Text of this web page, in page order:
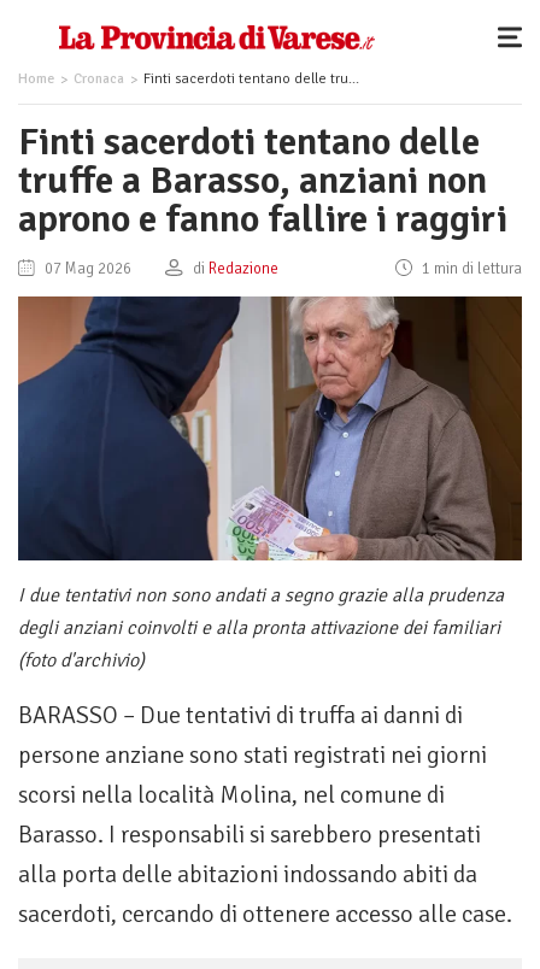
Home Cronaca Finti sacerdoti tentano delle truffe a Barasso, anziani non aprono e fanno fallire i raggiri
Finti sacerdoti tentano delle
truffe a Barasso, anziani non
aprono e fanno fallire i raggiri
07 Mag 2026 di Redazione 1 min di lettura
I due tentativi non sono andati a segno grazie alla prudenza
degli anziani coinvolti e alla pronta attivazione dei familiari
(foto d'archivio)
BARASSO – Due tentativi di truffa ai danni di
persone anziane sono stati registrati nei giorni
scorsi nella località Molina, nel comune di
Barasso. I responsabili si sarebbero presentati
alla porta delle abitazioni indossando abiti da
sacerdoti, cercando di ottenere accesso alle case.